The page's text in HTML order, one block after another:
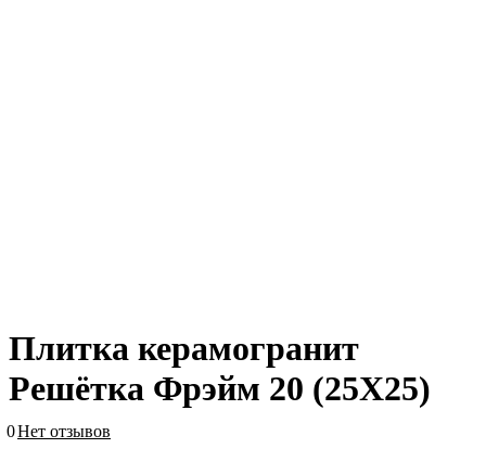
Плитка керамогранит
Решётка Фрэйм 20 (25X25)
0Нет отзывов